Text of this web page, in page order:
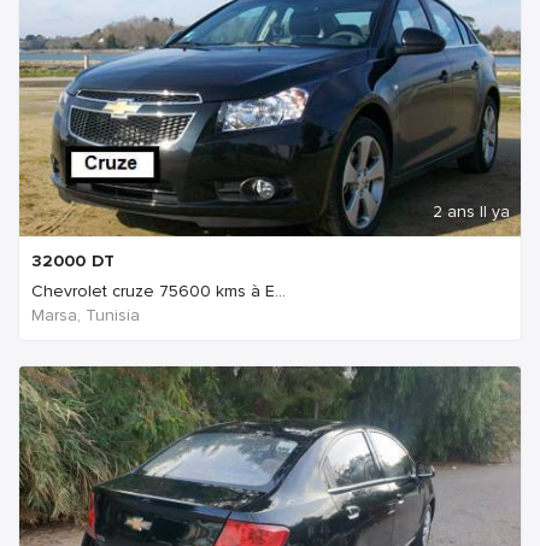
2 ans Il ya
32000 DT
Chevrolet cruze 75600 kms à E...
Marsa, Tunisia